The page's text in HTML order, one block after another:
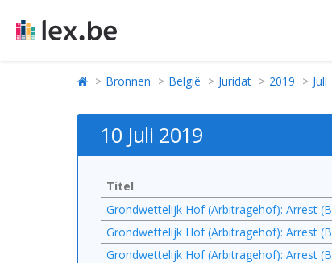
Bronnen België Juridat 2019 Juli
10 Juli 2019
Titel
Grondwettelijk Hof (Arbitragehof): Arrest
Grondwettelijk Hof (Arbitragehof): Arrest
Grondwettelijk Hof (Arbitragehof): Arrest